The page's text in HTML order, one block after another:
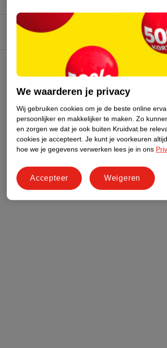
We waarderen je privacy
Wij gebruiken cookies om je de beste online
persoonlijker en makkelijker te maken. Zo
en zorgen we dat je ook buiten Kruidvat.be
cookies je accepteert. Je kunt je voorkeuren
hoe we je gegevens verwerken lees je in ons
Weigeren
Accepteer